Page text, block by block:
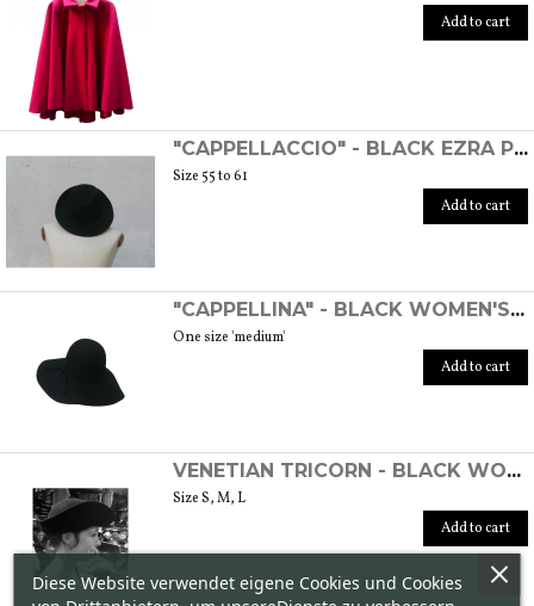
Add to cart
"CAPPELLACCIO" - BLACK EZRA POUND HAT
Size 55 to 61
Add to cart
"CAPPELLINA" - BLACK WOMEN'S WOOL FELT HAT
One size 'medium'
Add to cart
VENETIAN TRICORN - BLACK WOMEN'S FELT HAT
Size S, M, L
Add to cart
Diese Website verwendet eigene Cookies und Cookies